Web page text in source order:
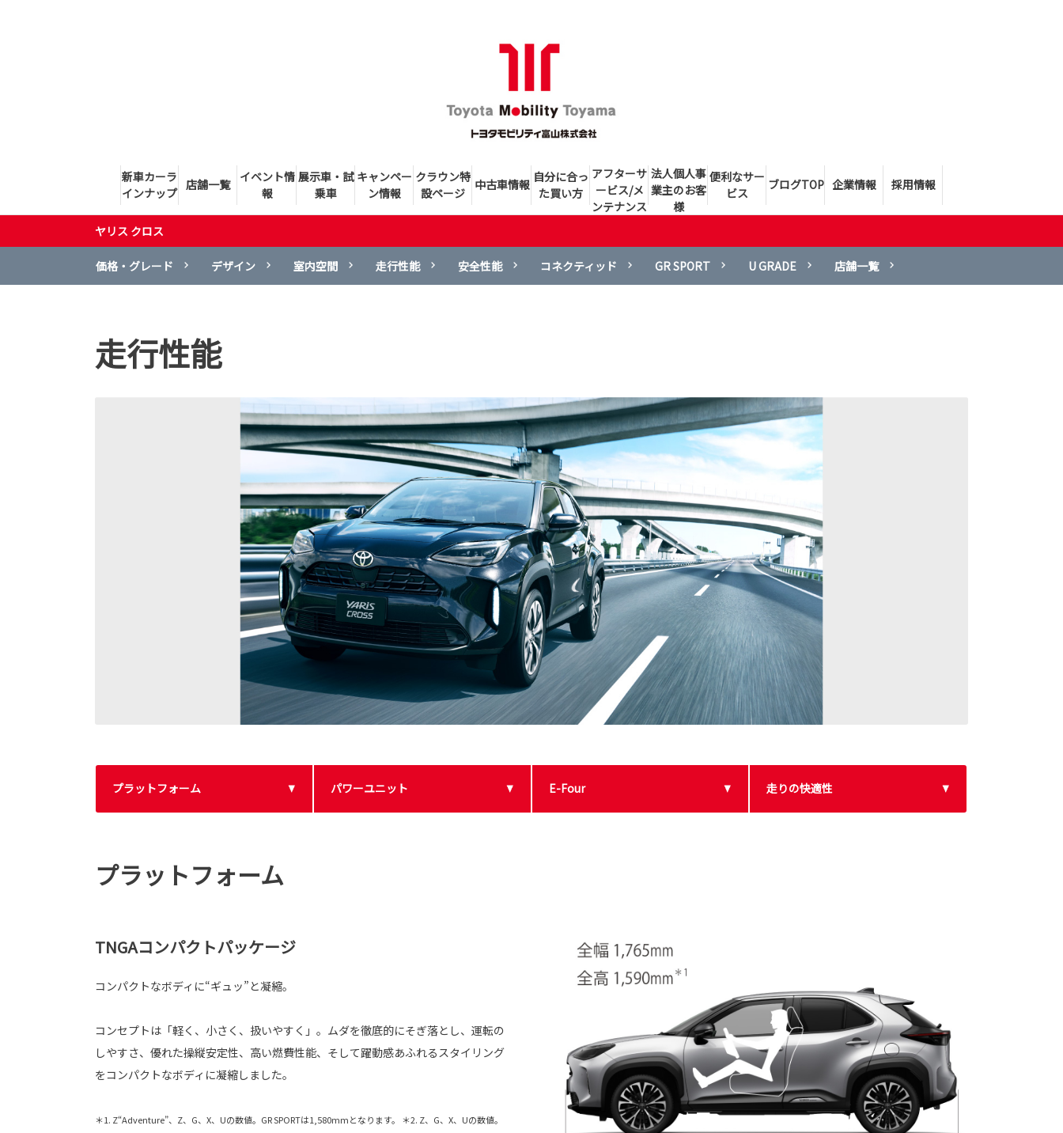
新車カーラ
インナップ
店舗一覧
イベント情
報
展示車・試
乗車
キャンペー
ン情報
クラウン特
設ページ
中古車情報 自分に合っ
た買い方
アフターサ
ービス/メ
ンテナンス
法人個人事
業主のお客
様
便利なサー
ビス
ブログTOP 企業情報 採用情報
ヤリス クロス
価格・グレード デザイン 室内空間 走行性能 安全性能 コネクティッド GR SPORT U GRADE 店舗一覧
走行性能
プラットフォーム パワーユニット E-Four 走りの快適性
プラットフォーム
TNGAコンパクトパッケージ
コンパクトなボディに“ギュッ”と凝縮。
コンセプトは「軽く、小さく、扱いやすく」。ムダを徹底的にそぎ落とし、運転の
しやすさ、優れた操縦安定性、高い燃費性能、そして躍動感あふれるスタイリング
をコンパクトなボディに凝縮しました。
＊1. Z“Adventure”、Z、G、X、Uの数値。GR SPORTは1,580mmとなります。 ＊2. Z、G、X、Uの数値。